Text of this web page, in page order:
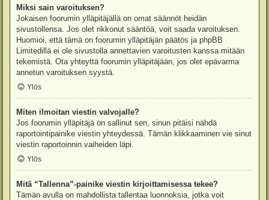
Miksi sain varoituksen?
Jokaisen foorumin ylläpitäjällä on omat säännöt heidän
sivustollensa. Jos olet rikkonut sääntöä, voit saada varoituksen.
Huomioi, että tämä on foorumin ylläpitäjän päätös ja phpBB
Limitedillä ei ole sivustolla annettavien varoitusten kanssa mitään
tekemistä. Ota yhteyttä foorumin ylläpitäjään, jos olet epävarma
annetun varoituksen syystä.
Ylös
Miten ilmoitan viestin valvojalle?
Jos foorumin ylläpitäjä on sallinut sen, sinun pitäisi nähdä
raportointipainike viestin yhteydessä. Tämän klikkaaminen vie sinut
viestin raportoinnin vaiheiden läpi.
Ylös
Mitä “Tallenna”-painike viestin kirjoittamisessa tekee?
Tämän avulla on mahdollista tallentaa luonnoksia, jotka voit